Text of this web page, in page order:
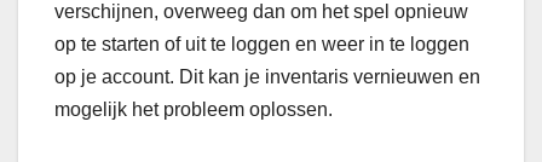
verschijnen, overweeg dan om het spel opnieuw
op te starten of uit te loggen en weer in te loggen
op je account. Dit kan je inventaris vernieuwen en
mogelijk het probleem oplossen.